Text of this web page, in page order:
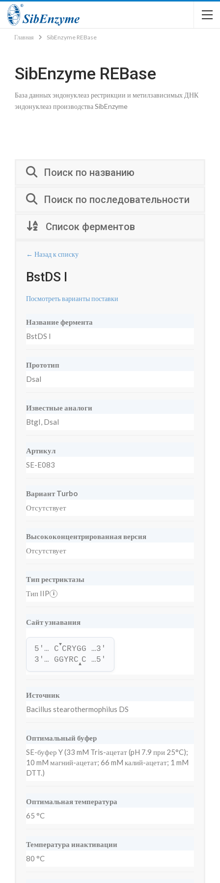
Главная SibEnzyme REBase
SibEnzyme REBase
База данных эндонуклеаз рестрикции и метилзависимых ДНК
эндонуклеаз производства SibEnzyme
Поиск по названию
Поиск по последовательности
Список ферментов
← Назад к списку
BstDS I
Посмотреть варианты поставки
Название фермента
BstDS I
Прототип
DsaI
Известные аналоги
BtgI, DsaI
Артикул
SE-E083
Вариант Turbo
Отсутствует
Высококонцентрированная версия
Отсутствует
Тип рестриктазы
Тип IIP
i
Сайт узнавания
5'… C
▼
CRYGG …3'
3'… GGYRC▲C …5'
Источник
Bacillus stearothermophilus DS
Оптимальный буфер
SE-буфер Y (33 mM Tris-ацетат (pH 7.9 при 25°C);
10 mM магний-ацетат; 66 mM калий-ацетат; 1 mM
DTT.)
Оптимальная температура
65 °C
Температура инактивации
80 °C